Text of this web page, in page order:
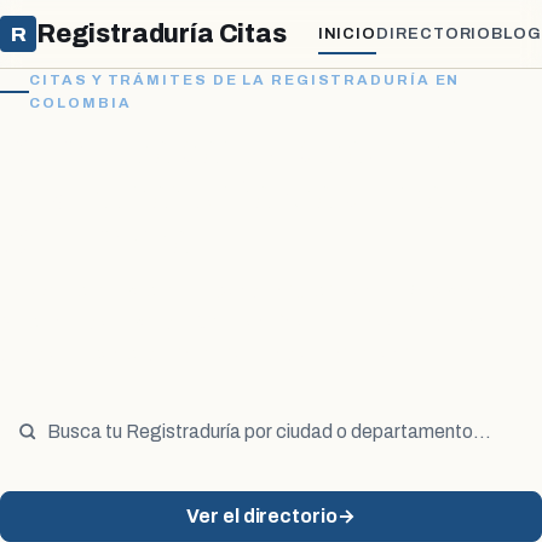
R Registraduría Citas INICIO DIRECTORIO BLOG
CITAS Y TRÁMITES DE LA REGISTRADURÍA EN
COLOMBIA
Ver el directorio→